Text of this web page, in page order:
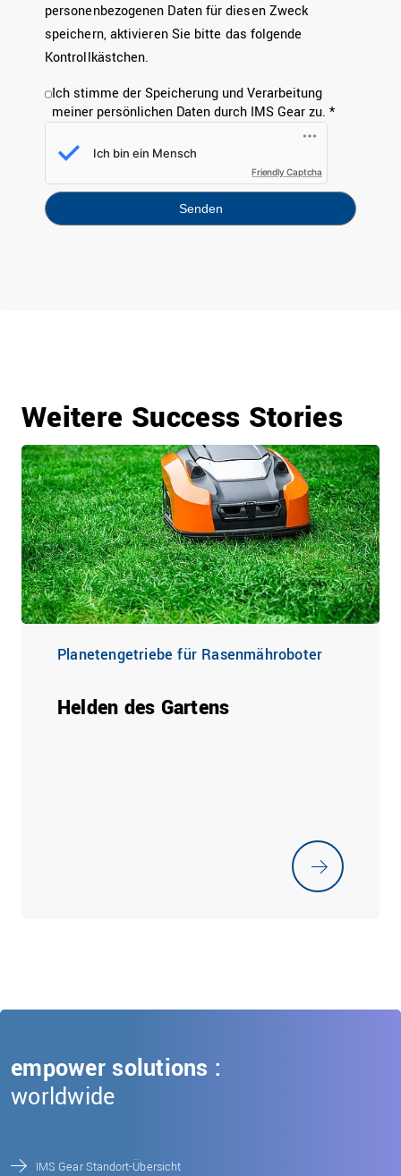
personenbezogenen Daten für diesen Zweck
speichern, aktivieren Sie bitte das folgende
Kontrollkästchen.
Ich stimme der Speicherung und Verarbeitung
meiner persönlichen Daten durch IMS Gear zu. *
Friendly Captcha
Senden
Weitere Success Stories
Planetengetriebe für Rasenmähroboter
Helden des Gartens
empower solutions :
worldwide
IMS Gear Standort-Übersicht